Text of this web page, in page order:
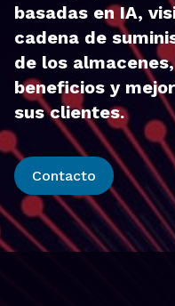
basadas en IA,
cadena de
de los
beneficios y
sus clientes.
Contacto